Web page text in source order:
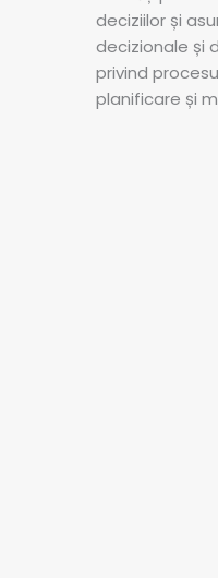
deciziilor și
decizionale și
privind
planificare și